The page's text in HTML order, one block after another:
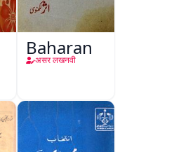
Baharan
असर लखनवी